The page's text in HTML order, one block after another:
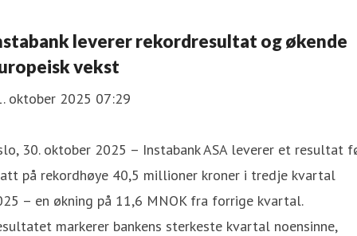
leverer rekordresultat og økende
vekst
oktober 2025 07:29
30. oktober 2025 – Instabank ASA leverer et resultat
på rekordhøye 40,5 millioner kroner i tredje kvartal
– en økning på 11,6 MNOK fra forrige kvartal.
markerer bankens sterkeste kvartal noensinne,